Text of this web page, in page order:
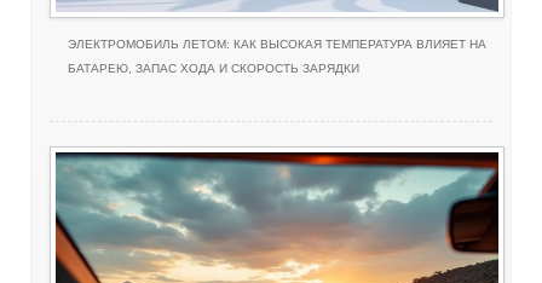
ЭЛЕКТРОМОБИЛЬ ЛЕТОМ: КАК ВЫСОКАЯ ТЕМПЕРАТУРА ВЛИЯЕТ НА
БАТАРЕЮ, ЗАПАС ХОДА И СКОРОСТЬ ЗАРЯДКИ